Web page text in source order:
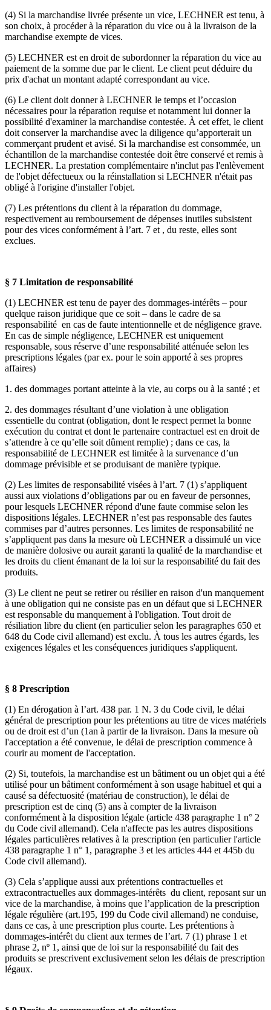
(4) Si la marchandise livrée présente un vice, LECHNER est tenu, à
son choix, à procéder à la réparation du vice ou à la livraison de la
marchandise exempte de vices.
(5) LECHNER est en droit de subordonner la réparation du vice au
paiement de la somme due par le client. Le client peut déduire du
prix d'achat un montant adapté correspondant au vice.
(6) Le client doit donner à LECHNER le temps et l’occasion
nécessaires pour la réparation requise et notamment lui donner la
possibilité d'examiner la marchandise contestée. À cet effet, le client
doit conserver la marchandise avec la diligence qu’apporterait un
commerçant prudent et avisé. Si la marchandise est consommée, un
échantillon de la marchandise contestée doit être conservé et remis à
LECHNER. La prestation complémentaire n'inclut pas l'enlèvement
de l'objet défectueux ou la réinstallation si LECHNER n'était pas
obligé à l'origine d'installer l'objet.
(7) Les prétentions du client à la réparation du dommage,
respectivement au remboursement de dépenses inutiles subsistent
pour des vices conformément à l’art. 7 et , du reste, elles sont
exclues.
§ 7 Limitation de responsabilité
(1) LECHNER est tenu de payer des dommages-intérêts – pour
quelque raison juridique que ce soit – dans le cadre de sa
responsabilité en cas de faute intentionnelle et de négligence grave.
En cas de simple négligence, LECHNER est uniquement
responsable, sous réserve d’une responsabilité atténuée selon les
prescriptions légales (par ex. pour le soin apporté à ses propres
affaires)
1. des dommages portant atteinte à la vie, au corps ou à la santé ; et
2. des dommages résultant d’une violation à une obligation
essentielle du contrat (obligation, dont le respect permet la bonne
exécution du contrat et dont le partenaire contractuel est en droit de
s’attendre à ce qu’elle soit dûment remplie) ; dans ce cas, la
responsabilité de LECHNER est limitée à la survenance d’un
dommage prévisible et se produisant de manière typique.
(2) Les limites de responsabilité visées à l’art. 7 (1) s’appliquent
aussi aux violations d’obligations par ou en faveur de personnes,
pour lesquels LECHNER répond d'une faute commise selon les
dispositions légales. LECHNER n’est pas responsable des fautes
commises par d’autres personnes. Les limites de responsabilité ne
s’appliquent pas dans la mesure où LECHNER a dissimulé un vice
de manière dolosive ou aurait garanti la qualité de la marchandise et
les droits du client émanant de la loi sur la responsabilité du fait des
produits.
(3) Le client ne peut se retirer ou résilier en raison d'un manquement
à une obligation qui ne consiste pas en un défaut que si LECHNER
est responsable du manquement à l'obligation. Tout droit de
résiliation libre du client (en particulier selon les paragraphes 650 et
648 du Code civil allemand) est exclu. À tous les autres égards, les
exigences légales et les conséquences juridiques s'appliquent.
§ 8 Prescription
(1) En dérogation à l’art. 438 par. 1 N. 3 du Code civil, le délai
général de prescription pour les prétentions au titre de vices matériels
ou de droit est d’un (1an à partir de la livraison. Dans la mesure où
l'acceptation a été convenue, le délai de prescription commence à
courir au moment de l'acceptation.
(2) Si, toutefois, la marchandise est un bâtiment ou un objet qui a été
utilisé pour un bâtiment conformément à son usage habituel et qui a
causé sa défectuosité (matériau de construction), le délai de
prescription est de cinq (5) ans à compter de la livraison
conformément à la disposition légale (article 438 paragraphe 1 n° 2
du Code civil allemand). Cela n'affecte pas les autres dispositions
légales particulières relatives à la prescription (en particulier l'article
438 paragraphe 1 n° 1, paragraphe 3 et les articles 444 et 445b du
Code civil allemand).
(3) Cela s’applique aussi aux prétentions contractuelles et
extracontractuelles aux dommages-intérêts du client, reposant sur un
vice de la marchandise, à moins que l’application de la prescription
légale régulière (art.195, 199 du Code civil allemand) ne conduise,
dans ce cas, à une prescription plus courte. Les prétentions à
dommages-intérêt du client aux termes de l’art. 7 (1) phrase 1 et
phrase 2, nº 1, ainsi que de loi sur la responsabilité du fait des
produits se prescrivent exclusivement selon les délais de prescription
légaux.